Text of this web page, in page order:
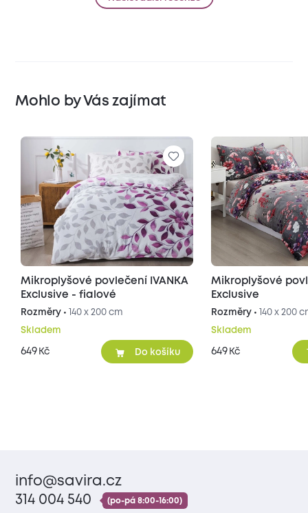
Mohlo by Vás zajímat
Mikroplyšové povlečení IVANKA
Exclusive - fialové
Rozměry • 140 x 200 cm
Skladem
649 Kč Do košíku
Mikroplyšové
Exclusive
Rozměry • 140 x 200
Skladem
649 Kč
info@savira.cz
314 004 540
(po-pá 8:00-16:00)